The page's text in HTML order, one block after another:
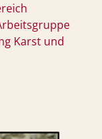
Karst und